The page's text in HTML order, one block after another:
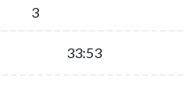
3
33:53